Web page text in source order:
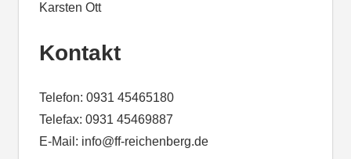
Karsten Ott
Kontakt
Telefon: 0931 45465180
Telefax: 0931 45469887
E-Mail: info@ff-reichenberg.de